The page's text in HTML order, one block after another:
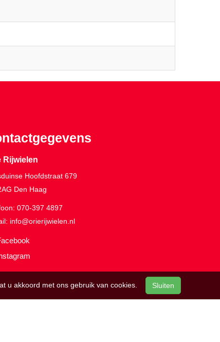
Rijwielen
Hoofdstraat 679
Den Haag
070-397 4897
info@orierijwielen.nl
u akkoord met ons gebruik van cookies. Sluiten